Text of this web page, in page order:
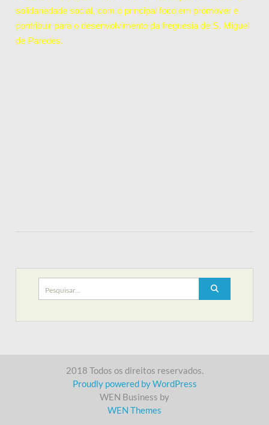
solidariedade social, com o principal foco em promover e
contribuir para o desenvolvimento da freguesia de S. Miguel
de Paredes.
for:
2018 Todos os direitos reservados.
Proudly powered by WordPress
WEN Business by
WEN Themes